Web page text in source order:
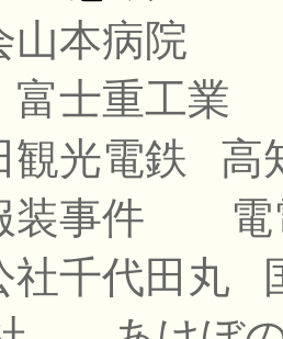
山本病院
富士重工業
観光電鉄
高
装事件
社千代田丸